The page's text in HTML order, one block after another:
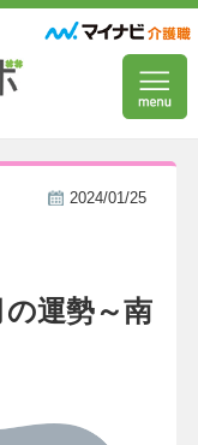
2024/01/25
運勢～南